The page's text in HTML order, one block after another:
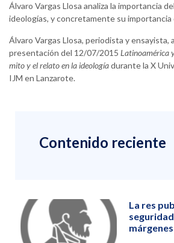
Álvaro Vargas Llosa analiza la importancia
ideologías, y concretamente su importancia
Álvaro Vargas Llosa, periodista y ensayista,
presentación del 12/07/2015 Latinoamérica
mito y el relato en la ideologíadurante la X
IJM en Lanzarote.
Contenido reciente
La res